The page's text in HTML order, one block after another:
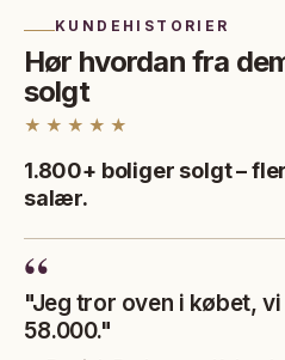
KUNDEHISTORIER
Hør hvordan fra
solgt
★★★★★
1.800+ boliger solgt –
salær.
"Jeg tror oven i købet,
58.000."